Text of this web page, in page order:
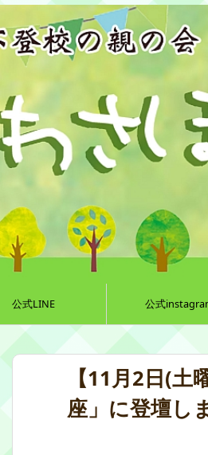
公式LINE 公式
【11月2日(土
座」に登壇し